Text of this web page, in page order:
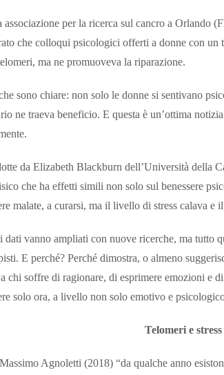
associazione per la ricerca sul cancro a Orlando
che colloqui psicologici offerti a donne con un
ma ne promuoveva la riparazione.
sono chiare: non solo le donne si sentivano
ne traeva beneficio. E questa è un’ottima
da Elizabeth Blackburn dell’Università della
che ha effetti simili non solo sul benessere
malate, a curarsi, ma il livello di stress calava
dati vanno ampliati con nuove ricerche, ma tutto
E perché? Perché dimostra, o almeno
chi soffre di ragionare, di esprimere emozioni e
solo ora, a livello non solo emotivo e
Telomeri e stress
Agnoletti (2018) “da qualche anno